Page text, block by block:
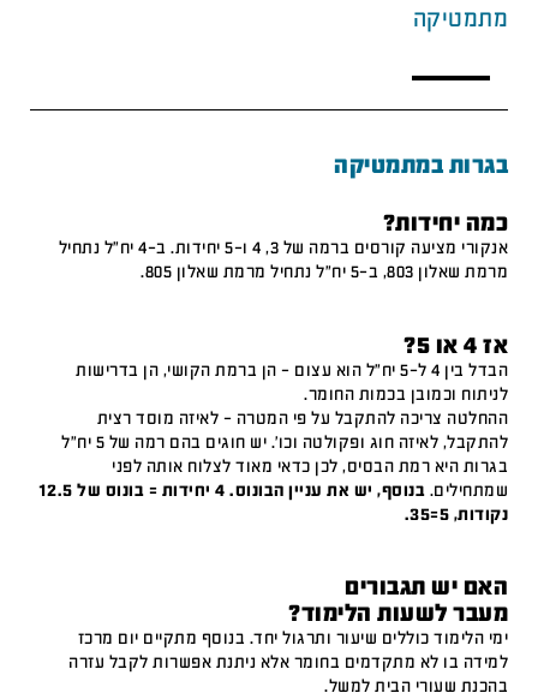
מתמטיקה
בגרות במתמטיקה
כמה יחידות?
אנקורי מציעה קורסים ברמה של 3, 4 ו-5 יחידות. ב-4 יח"ל נתחיל
מרמת שאלון 803, ב-5 יח"ל נתחיל מרמת שאלון 805.
אז 4 או 5?
הבדל בין 4 ל-5 יח"ל הוא עצום – הן ברמת הקושי, הן בדרישות
לניתוח וכמובן בכמות החומר.
ההחלטה צריכה להתקבל על פי המטרה – לאיזה מוסד רצית
להתקבל, לאיזה חוג ופקולטה וכו'. יש חוגים בהם רמה של 5 יח"ל
בגרות היא רמת הבסיס, לכן כדאי מאוד לצלוח אותה לפני
שמתחילים.
בנוסף, יש את עניין הבונוס. 4 יחידות = בונוס של 12.5
נקודות, 5=35.
האם יש תגבורים
מעבר לשעות הלימוד?
ימי הלימוד כוללים שיעור ותרגול יחד. בנוסף מתקיים יום מרכז
למידה בו לא מתקדמים בחומר אלא ניתנת אפשרות לקבל עזרה
בהכנת שעורי הבית למשל.